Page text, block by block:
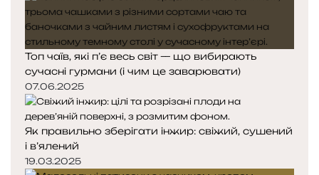
Топ чаїв, які п’є весь світ — що вибирають
сучасні гурмани (і чим це заварювати)
07.06.2025
Як правильно зберігати інжир: свіжий, сушений
і в’ялений
19.03.2025